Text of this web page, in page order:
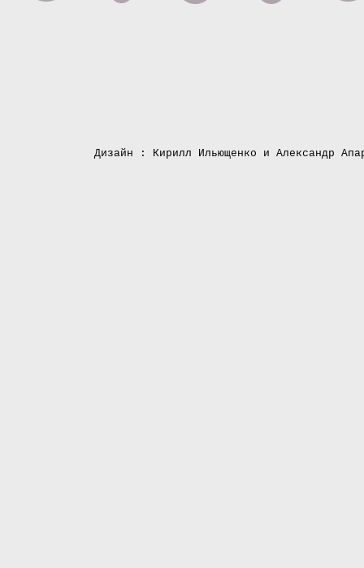
Дизайн : Кирилл Ильющенко и Александр